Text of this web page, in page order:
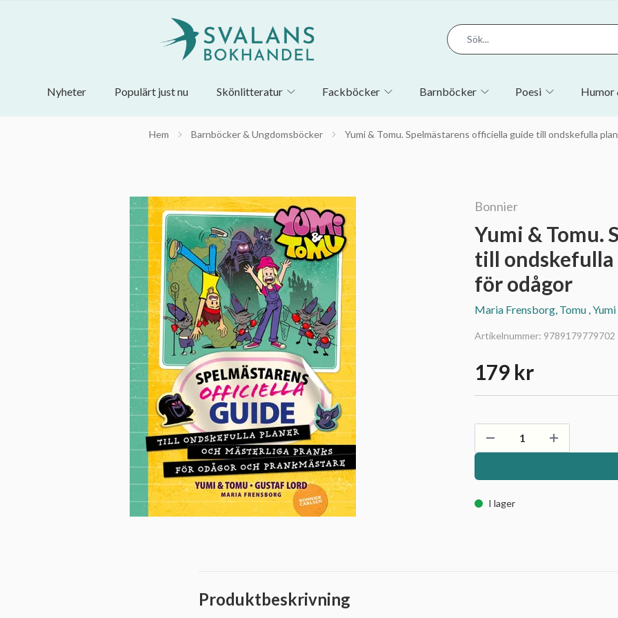
Nyheter Populärt just nu Skönlitteratur Fackböcker Barnböcker Poesi Humor
Hem Barnböcker & Ungdomsböcker Yumi & Tomu. Spelmästarens officiella guide till ondskefulla
Bonnier
Yumi & Tomu.
till ondskefulla
för odågor
Maria Frensborg, Tomu , Yumi
Artikelnummer: 9789179779702
179 kr
I lager
Produktbeskrivning